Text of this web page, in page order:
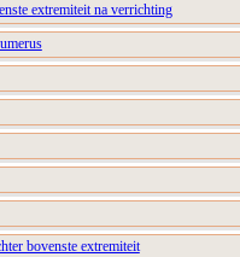
extremiteit na verrichting
bovenste extremiteit